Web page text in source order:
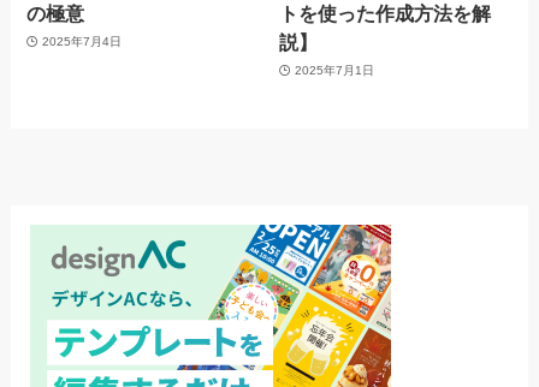
の極意
2025年7月4日
トを使った作成方法を解
説】
2025年7月1日